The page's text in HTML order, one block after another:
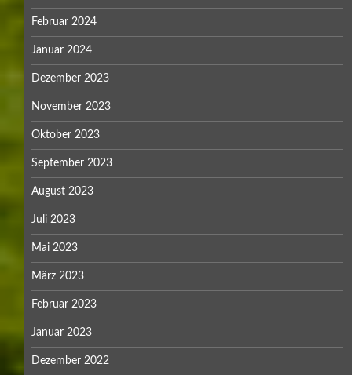
Februar 2024
Januar 2024
Dezember 2023
November 2023
Oktober 2023
September 2023
August 2023
Juli 2023
Mai 2023
März 2023
Februar 2023
Januar 2023
Dezember 2022